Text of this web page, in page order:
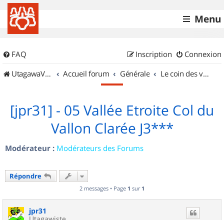
Menu
FAQ Connexion
Inscription
UtagawaVTT (Randos VTT et VTTAE avec traces GPS)
Accueil forum Générale Le coin des vidéastes
[jpr31] - 05 Vallée Etroite Col du
Vallon Clarée J3***
Modérateur : Modérateurs des Forums
Répondre
2 messages • Page 1 sur 1
jpr31